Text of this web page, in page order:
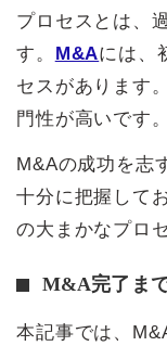
プロセスとは、
す。 M&Aには、
セスがあります
門性が高いです。
M&Aの成功を志
十分に把握して
の大まかなプロ
M&A完了ま
本記事では、